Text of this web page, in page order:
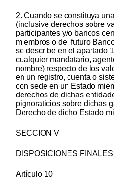
2. Cuando se constituya
(inclusive derechos sobre
participantes y/o bancos
miembros o del futuro
se describe en el apartado
cualquier mandatario,
nombre) respecto de los
en un registro, cuenta o
con sede en un Estado
derechos de dichas
pignoraticios sobre dichas
Derecho de dicho Estado
SECCION V
DISPOSICIONES FINALES
Artículo 10